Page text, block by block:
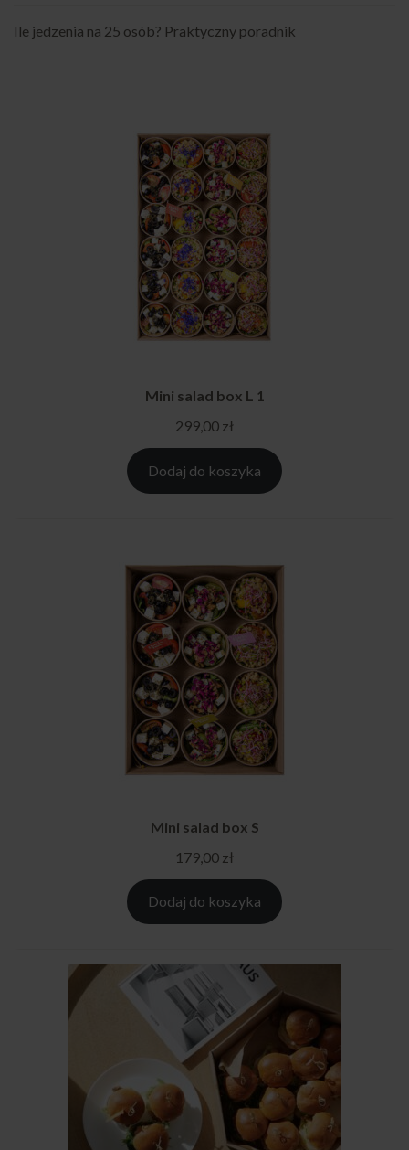
Ile jedzenia na 25 osób? Praktyczny poradnik
Mini salad box L 1
299,00 zł
Dodaj do koszyka
Mini salad box S
179,00 zł
Dodaj do koszyka